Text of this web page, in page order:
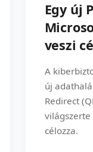
Egy új
veszi
A
új
Redirect
célozza.